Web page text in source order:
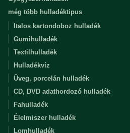
még több hulladéktipus
Italos kartondoboz hulladék
Gumihulladék
Textilhulladék
Hulladékvíz
Üveg, porcelán hulladék
CD, DVD adathordozó hulladék
Fahulladék
Élelmiszer hulladék
Lomhulladék